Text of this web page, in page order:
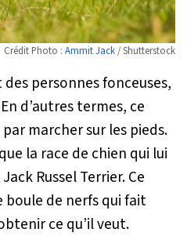
Crédit Photo : Ammit Jack/ Shutterstock
personnes fonceuses,
d’autres termes, ce
marcher sur les pieds.
la race de chien qui lui
Russel Terrier. Ce
de nerfs qui fait
ce qu’il veut.